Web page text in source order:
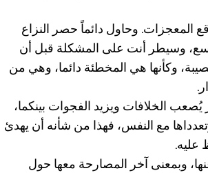
المعجزات. وحاول دائماً حصر النزاع
وسيطر أنت على المشكلة قبل أن
وكأنها هي المخطئة دائما، وهي من
الخلافات ويزيد الفجوات بينكما،
مع النفس، فهذا من شأنه أن يهدئ
عليه.
وبمعنى آخر المصارحة معها حول